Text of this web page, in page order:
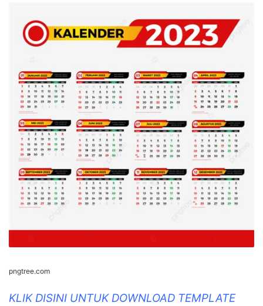
pngtree.com
KLIK DISINI UNTUK DOWNLOAD TEMPLATE